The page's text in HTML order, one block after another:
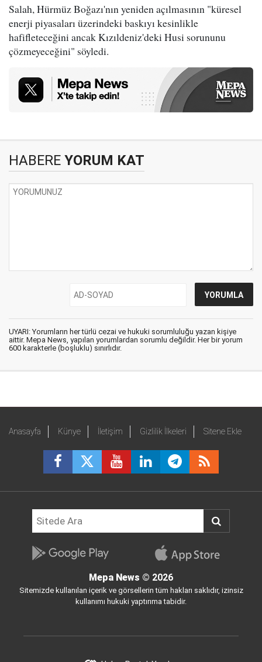
Salah, Hürmüz Boğazı'nın yeniden açılmasının "küresel
enerji piyasaları üzerindeki baskıyı kesinlikle
hafifleteceğini ancak Kızıldeniz'deki Husi sorununu
çözmeyeceğini" söyledi.
HABERE YORUM KAT
UYARI: Yorumların her türlü cezai ve hukuki sorumluluğu yazan kişiye
aittir. Mepa News, yapılan yorumlardan sorumlu değildir. Her bir yorum
600 karakterle (boşluklu) sınırlıdır.
Anasayfa Künye İletişim Gizlilik İlkeleri Sitene Ekle
Mepa News © 2026
Sitemizde kullanılan içerik ve görsellerin tüm hakları saklıdır, izinsiz
kullanımı hukuki yaptırıma tabidir.